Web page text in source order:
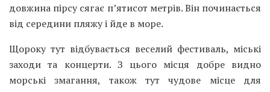
довжина пірсу сягає п’ятисот метрів. Він починається
від середини пляжу і йде в море.
Щороку тут відбувається веселий фестиваль, міські
заходи та концерти. З цього місця добре видно
морські змагання, також тут чудове місце для